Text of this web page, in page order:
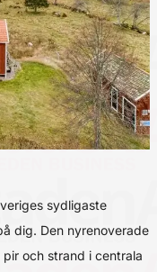
sydligaste
dig. Den nyrenoverade
och strand i centrala